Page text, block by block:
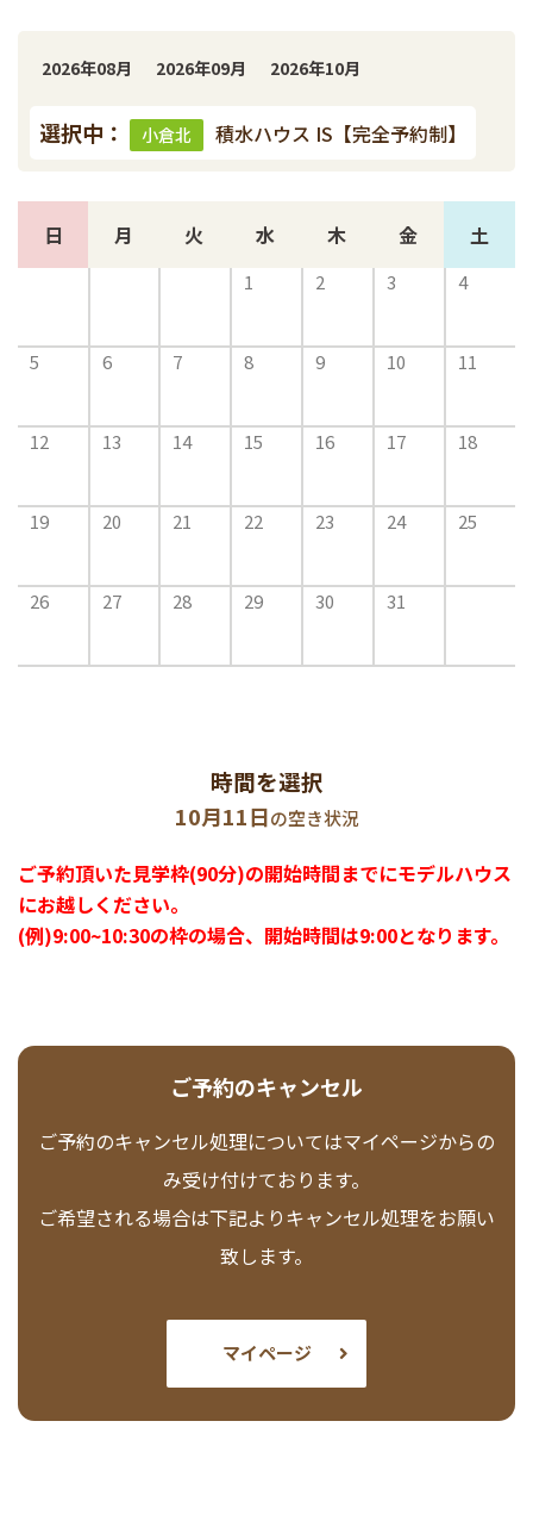
2026年08月 2026年09月 2026年10月
選択中： 小倉北 積水ハウス IS【完全予約制】
日 月 火 水 木 金 土
1 2 3 4
5 6 7 8 9 10 11
12 13 14 15 16 17 18
19 20 21 22 23 24 25
26 27 28 29 30 31
時間を選択
10月11日の空き状況
ご予約頂いた見学枠(90分)の開始時間までにモデルハウス
にお越しください。
(例)9:00~10:30の枠の場合、開始時間は9:00となります。
ご予約のキャンセル
ご予約のキャンセル処理についてはマイページからの
み受け付けております。
ご希望される場合は下記よりキャンセル処理をお願い
致します。
マイページ